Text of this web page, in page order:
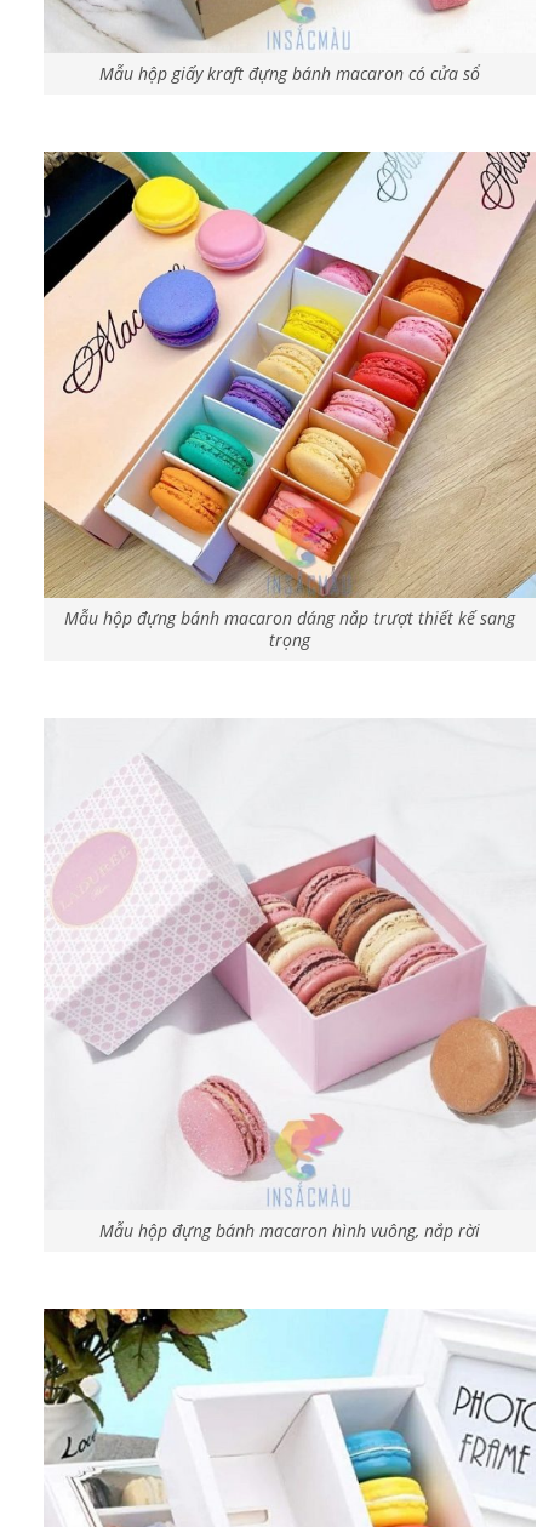
Mẫu hộp giấy kraft đựng bánh macaron có cửa sổ
Mẫu hộp đựng bánh macaron dáng nắp trượt thiết kế sang
trọng
Mẫu hộp đựng bánh macaron hình vuông, nắp rời